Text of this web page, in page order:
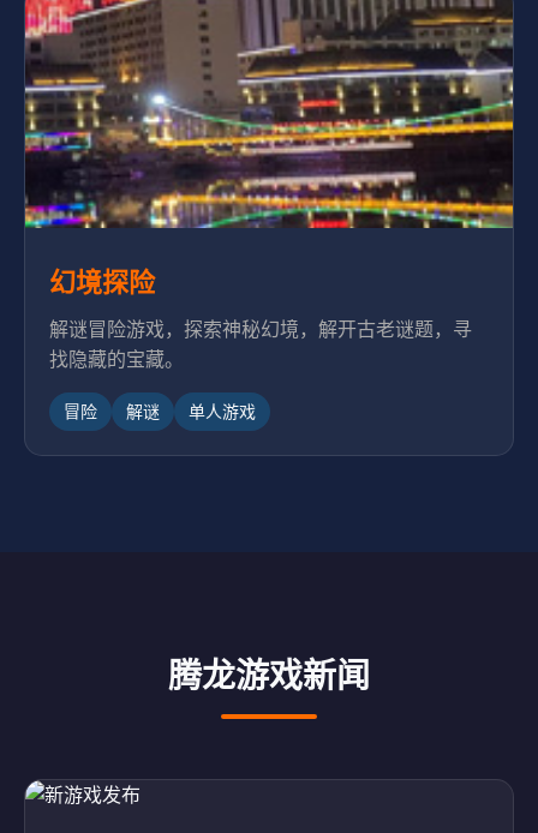
幻境探险
解谜冒险游戏，探索神秘幻境，解开古老谜题，寻
找隐藏的宝藏。
冒险 解谜 单人游戏
腾龙游戏新闻